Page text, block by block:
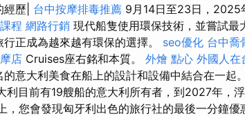
歷| 台中按摩排毒推薦 9月14日至23日，2025
程 網路行銷 現代船隻使用環保技術，並嘗試最
正成為越來越有環保的選擇。 seo優化 台中喬
店 Cruises座右銘和本質。 外燴 點心 外國人在
意大利美食在船上的設計和設備中結合在一起。
利目前有19艘船的意大利所有者，到2027年，
，您會發現匈牙利出色的旅行社的最後一分鐘優